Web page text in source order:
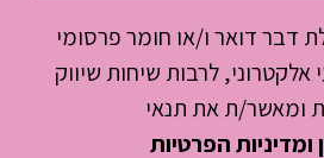
דבר דואר ו/או חומר פרסומי
אלקטרוני, לרבות שיחות שיווק
ומאשר/ת את תנאי
ומדיניות הפרטיות